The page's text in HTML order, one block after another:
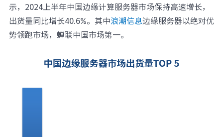
计算产业洞察
元脑品牌升级公告
示，2024上半年中国边缘计算服务器市场保持高速增长，
出货量同比增长40.6%。其中浪潮信息边缘服务器以绝对优
势领跑市场，蝉联中国市场第一。